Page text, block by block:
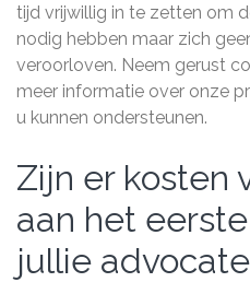
tijd vrijwillig in te zetten om
nodig hebben maar zich
veroorloven. Neem gerust
meer informatie over onze
u kunnen ondersteunen.
Zijn er kosten
aan het
jullie